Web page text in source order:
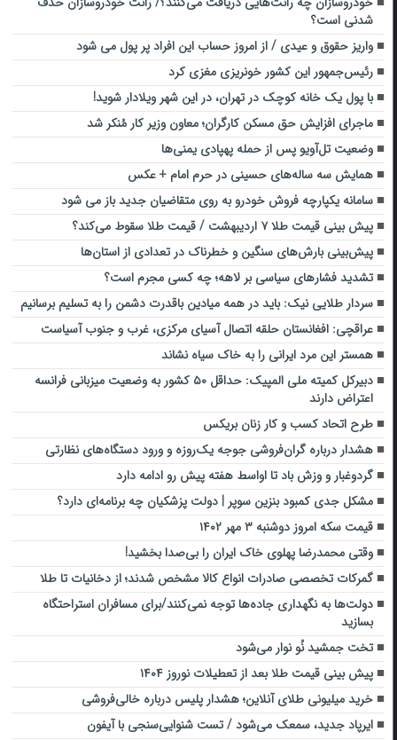
شدنی است؟
واریز حقوق و عیدی / از امروز حساب این افراد پر پول می شود
رئیس‌جمهور این کشور خونریزی مغزی کرد
با پول یک خانه کوچک در تهران، در این شهر ویلادار شوید!
ماجرای افزایش حق مسکن کارگران؛ معاون وزیر کار مُنکر شد
وضعیت تل‌آویو پس از حمله پهپادی یمنی‌ها
همایش سه ساله‌های حسینی در حرم امام + عکس
سامانه یکپارچه فروش خودرو به روی متقاضیان جدید باز می شود
پیش بینی قیمت طلا ۷ اردیبهشت / قیمت طلا سقوط می‌کند؟
پیش‌بینی بارش‌های سنگین و خطرناک در تعدادی از استان‌ها
تشدید فشارهای سیاسی بر لاهه؛ چه کسی مجرم است؟
سردار طلایی نیک: باید در همه میادین باقدرت دشمن را به تسلیم برسانیم
عراقچی: افغانستان حلقه اتصال آسیای مرکزی، غرب و جنوب آسیاست
همستر این مرد ایرانی را به خاک سیاه نشاند
دبیرکل کمیتۀ ملی المپیک: حداقل ۵۰ کشور به وضعیت میزبانی فرانسه
اعتراض دارند
طرح اتحاد کسب و کار زنان بریکس
هشدار درباره گران‌فروشی جوجه یک‌روزه و ورود دستگاه‌های نظارتی
گردوغبار و وزش باد تا اواسط هفته پیش رو ادامه دارد
مشکل جدی کمبود بنزین سوپر | دولت پزشکیان چه برنامه‌ای دارد؟
قیمت سکه امروز دوشنبه ۳ مهر ۱۴۰۲
وقتی محمدرضا پهلوی خاک ایران را بی‌صدا بخشید!
گمرکات تخصصی صادرات انواع کالا مشخص شدند؛ از دخانیات تا طلا
دولت‌ها به نگهداری جاده‌ها توجه نمی‌کنند/برای مسافران استراحتگاه
بسازید
تخت جمشید نُو نوار می‌شود
پیش بینی قیمت طلا بعد از تعطیلات نوروز ۱۴۰۴
خرید میلیونی طلای آنلاین؛ هشدار پلیس درباره خالی‌فروشی
ایرپاد جدید، سمعک می‌شود / تست شنوایی‌سنجی با آیفون